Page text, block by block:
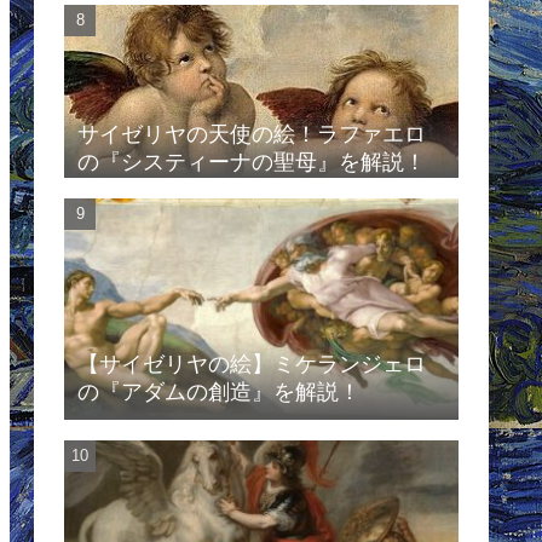
サイゼリヤの天使の絵！ラファエロ
の『システィーナの聖母』を解説！
【サイゼリヤの絵】ミケランジェロ
の『アダムの創造』を解説！